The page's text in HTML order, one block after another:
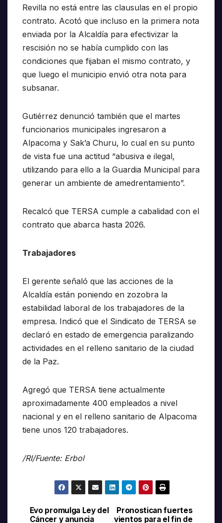
Revilla no está entre las clausulas en el propio
contrato. Acotó que incluso en la primera nota
enviada por la Alcaldía para efectivizar la
rescisión no se había cumplido con las
condiciones que fijaban el mismo contrato, y
que luego el municipio envió otra nota para
subsanar.
Gutiérrez denunció también que el martes
funcionarios municipales ingresaron a
Alpacoma y Sak’a Churu, lo cual en su punto
de vista fue una actitud “abusiva e ilegal,
utilizando para ello a la Guardia Municipal para
generar un ambiente de amedrentamiento”.
Recalcó que TERSA cumple a cabalidad con el
contrato que abarca hasta 2026.
Trabajadores
El gerente señaló que las acciones de la
Alcaldía están poniendo en zozobra la
estabilidad laboral de los trabajadores de la
empresa. Indicó que el Sindicato de TERSA se
declaró en estado de emergencia paralizando
actividades en el relleno sanitario de la ciudad
de la Paz.
Agregó que TERSA tiene actualmente
aproximadamente 400 empleados a nivel
nacional y en el relleno sanitario de Alpacoma
tiene unos 120 trabajadores.
/RI/Fuente: Erbol
Navegación
Pronostican fuertes
vientos para el fin de
Evo promulga Ley del
Cáncer y anuncia